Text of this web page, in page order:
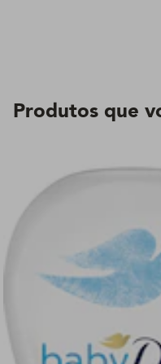
Produtos que